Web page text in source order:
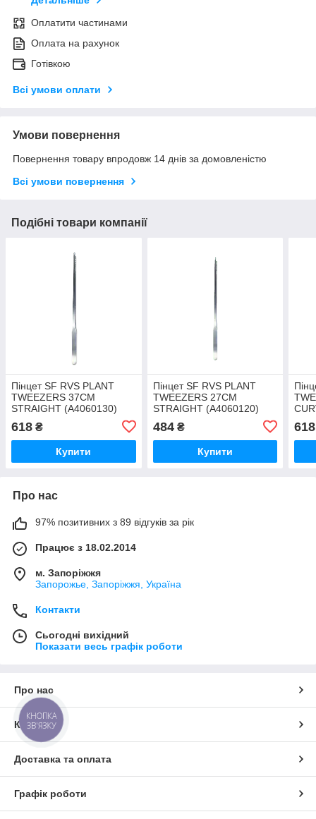
Оплатити частинами
Оплата на рахунок
Готівкою
Всі умови оплати
Умови повернення
Повернення товару впродовж 14 днів за домовленістю
Всі умови повернення
Подібні товари компанії
Пінцет SF RVS PLANT
TWEEZERS 37CM
STRAIGHT (A4060130)
618 ₴
Купити
Пінцет SF RVS PLANT
TWEEZERS 27CM
STRAIGHT (A4060120)
484₴
Купити
618
Про нас
97% позитивних з 89 відгуків за рік
Працює з 18.02.2014
м. Запоріжжя
Запорожье, Запоріжжя, Україна
Контакти
Сьогодні вихідний
Показати весь графік роботи
Про нас
Контакти
Доставка та оплата
Графік роботи
КНОПКА
ЗВ'ЯЗКУ